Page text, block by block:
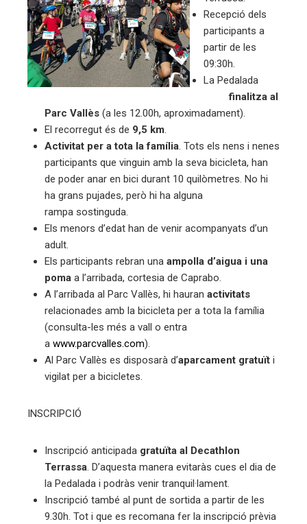
Recepció dels
participants a
partir de les
09:30h.
La Pedalada
finalitza al
Parc Vallès (a les 12.00h, aproximadament).
El recorregut és de 9,5 km.
Activitat per a tota la família. Tots els nens i nenes
participants que vinguin amb la seva bicicleta, han
de poder anar en bici durant 10 quilòmetres. No hi
ha grans pujades, però hi ha alguna
rampa sostinguda.
Els menors d’edat han de venir acompanyats d’un
adult.
Els participants rebran una ampolla d’aigua i una
poma a l’arribada, cortesia de Caprabo.
A l’arribada al Parc Vallès, hi hauran activitats
relacionades amb la bicicleta per a tota la família
(consulta-les més a vall o entra
a www.parcvalles.com).
Al Parc Vallès es disposarà d’aparcament gratuït i
vigilat per a bicicletes.
INSCRIPCIÓ
Inscripció anticipada gratuïta al Decathlon
Terrassa. D’aquesta manera evitaràs cues el dia de
la Pedalada i podràs venir tranquil·lament.
Inscripció també al punt de sortida a partir de les
9.30h. Tot i que es recomana fer la inscripció prèvia